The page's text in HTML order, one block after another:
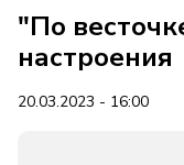
"По
настроения
20.03.2023 - 16:00